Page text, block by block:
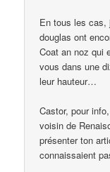
En tous les cas,
douglas ont
Coat an noz qui
vous dans une
leur hauteur…
Castor, pour
voisin de
présenter ton
connaissaient